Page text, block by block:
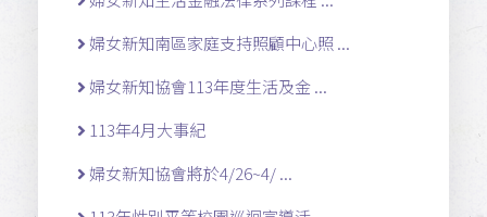
婦女新知南區家庭支持照顧中心照 ...
婦女新知協會113年度生活及金 ...
113年4月大事紀
婦女新知協會將於4/26~4/ ...